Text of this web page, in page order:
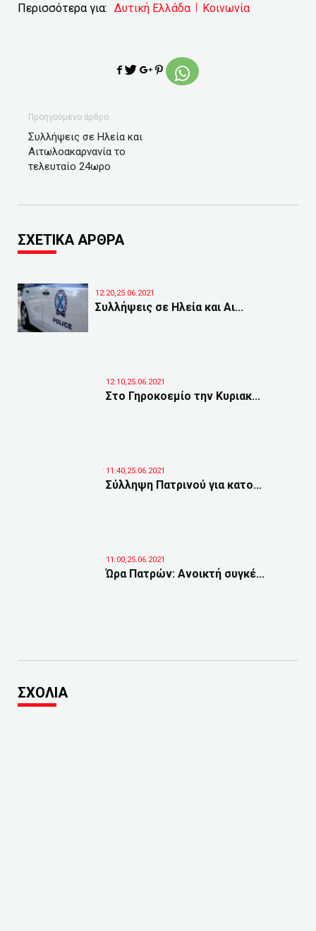
Περισσότερα για: Δυτική Ελλάδα Κοινωνία
Προηγούμενο άρθρο
Συλλήψεις σε Ηλεία και
Αιτωλοακαρνανία το
τελευταίο 24ωρο
ΣΧΕΤΙΚΑ ΑΡΘΡΑ
12:20,25.06.2021
Συλλήψεις σε Ηλεία και Αι...
12:10,25.06.2021
Στο Γηροκοεμίο την Κυριακ...
11:40,25.06.2021
Σύλληψη Πατρινού για κατο...
11:00,25.06.2021
Ώρα Πατρών: Ανοικτή συγκέ...
ΣΧΟΛΙΑ